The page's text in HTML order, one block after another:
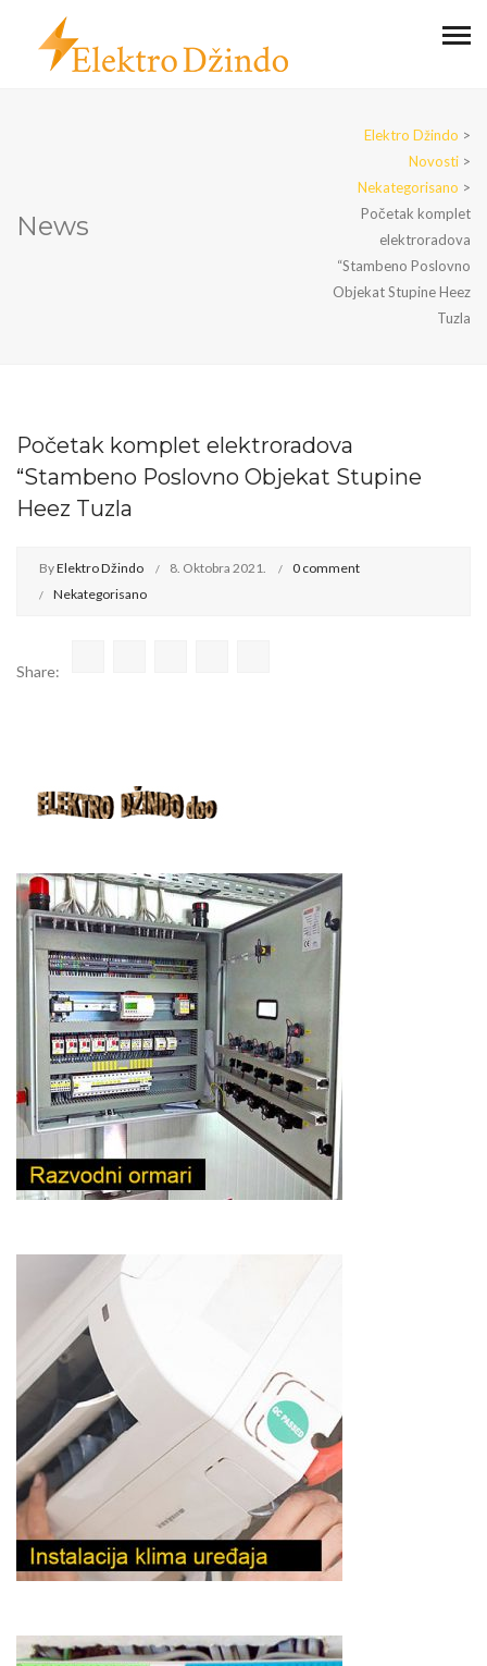
News
Elektro Džindo >
Novosti >
Nekategorisano >
Početak komplet
elektroradova
“Stambeno Poslovno
Objekat Stupine Heez
Tuzla
Početak komplet elektroradova
“Stambeno Poslovno Objekat Stupine
Heez Tuzla
ByElektro Džindo 8. Oktobra 2021.
0 comment
Nekategorisano
Share: